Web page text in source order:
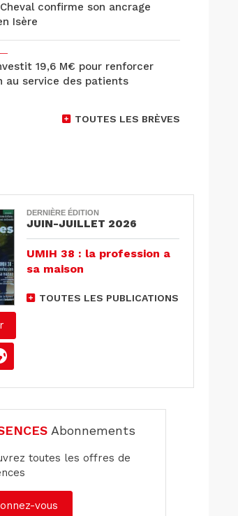
confirme son ancrage
Isère
—
19,6 M€ pour renforcer
au service des patients
TOUTES LES BRÈVES
DERNIÈRE ÉDITION
JUIN-JUILLET 2026
UMIH 38 : la profession a
sa maison
TOUTES LES PUBLICATIONS
Abonnements
toutes les offres de
vous